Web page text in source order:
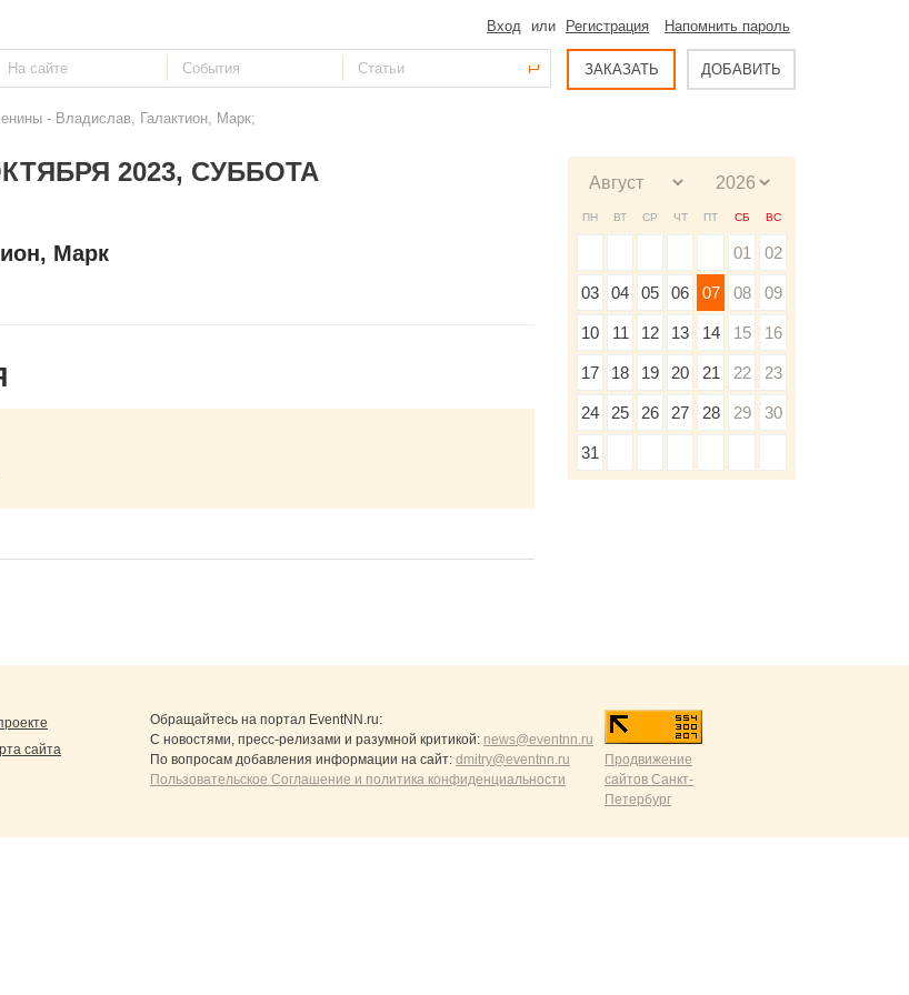
Вход или Регистрация Напомнить пароль
ЗАКАЗАТЬ ДОБАВИТЬ
- Владислав, Галактион, Марк;
2023, СУББОТА
Марк
ПН ВТ СР ЧТ ПТ СБ ВС
01 02
03 04 05 06 07 08 09
10 11 12 13 14 15 16
17 18 19 20 21 22 23
24 25 26 27 28 29 30
31
сайта
Обращайтесь на портал EventNN.ru:
С новостями, пресс-релизами и разумной критикой: news@eventnn.ru
По вопросам добавления информации на сайт: dmitry@eventnn.ru
Пользовательское Соглашение и политика конфиденциальности
Продвижение
сайтов Санкт-
Петербург